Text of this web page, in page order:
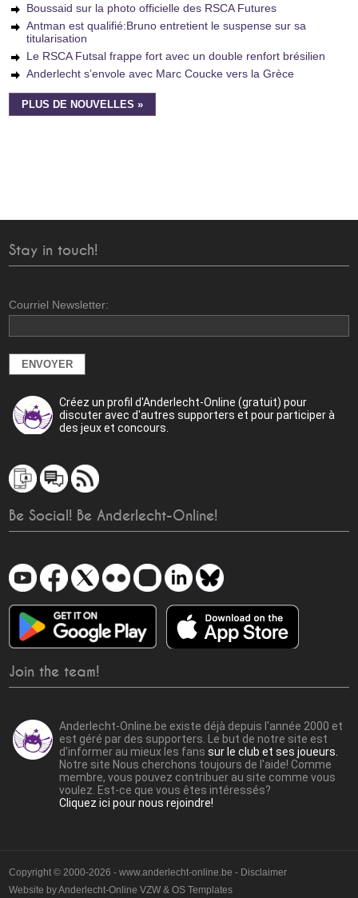
Boussaid sur la photo officielle des RSCA Futures
Antman est qualifié:Bruno entretient le suspense sur sa
titularisation
Le RSCA Futsal frappe fort avec un double renfort brésilien
Anderlecht s’envole avec Marc Coucke vers la Grèce
PLUS DE NOUVELLES »
Stay in touch!
Courriel Newsletter:
Créez un profil d'Anderlecht-Online (gratuit) pour
discuter avec d'autres supporters et pour participer à
des jeux et concours.
Be Social! Be Anderlecht-Online!
Join the team!
Anderlecht-Online.be existe déjà depuis l'année 2000 et
est géré par des supporters. Le but de notre site est
d'informer au mieux les fanssur le club et ses joueurs.
Notre site Nous cherchons toujours de l'aide! Comme
membre, vous pouvez contribuer au site comme vous
voulez. Est-ce que vous êtes intéressés?
Cliquez ici pour nous rejoindre!
Copyright © 2000-2026 - www.anderlecht-online.be - Disclaimer
Website byAnderlecht-Online VZW &OS Templates